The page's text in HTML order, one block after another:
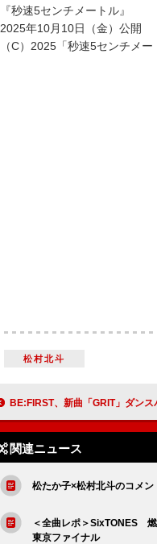
『秒速5センチメートル』
2025年10月10日（金）公開
（C）2025「秒速5センチメ
松村北斗
BE:FIRST、新曲「GRIT」ダンスパ
関連ニュース
松たか子×松村北斗のコメ
＜全曲レポ＞SixTONES
東京ファイナル